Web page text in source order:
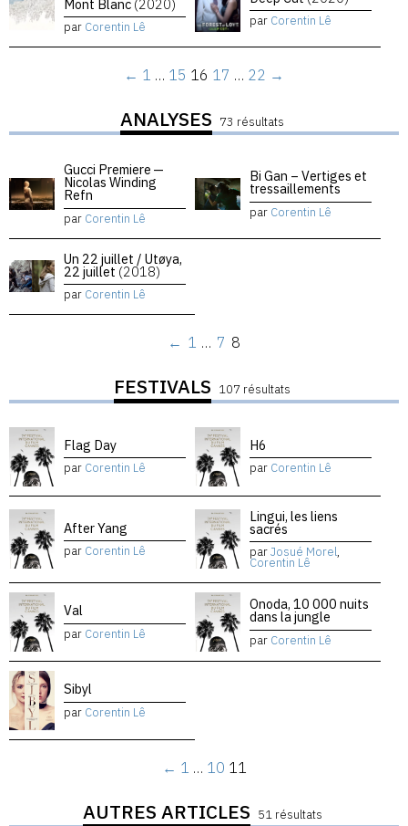
Mont Blanc (2020)
par Corentin Lê par Corentin Lê
← 1 … 15 16 17 … 22 →
ANALYSES 73 résultats
Gucci Premiere —
Nicolas Winding
Refn
par Corentin Lê
Bi Gan – Vertiges et
tressaillements
par Corentin Lê
Un 22 juillet / Utøya,
22 juillet (2018)
par Corentin Lê
← 1 … 7 8
FESTIVALS 107 résultats
Flag Day
par Corentin Lê
H6
par Corentin Lê
After Yang
par Corentin Lê
Lingui, les liens
sacrés
parJosué Morel,
Corentin Lê
Val
par Corentin Lê
Onoda, 10 000 nuits
dans la jungle
par Corentin Lê
Sibyl
par Corentin Lê
← 1 … 10 11
AUTRES ARTICLES 51 résultats